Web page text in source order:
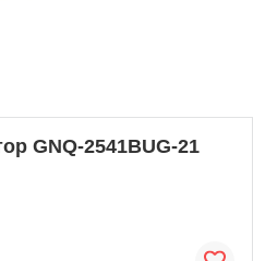
GNQ-2541BUG-21